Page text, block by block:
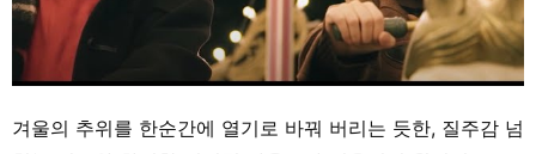
겨울의 추위를 한순간에 열기로 바꿔 버리는 듯한, 질주감 넘